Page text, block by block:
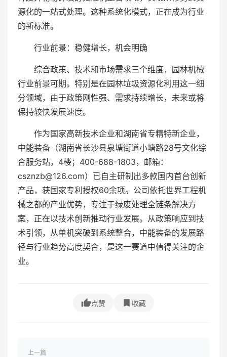
源化的一站式处理。这种系统化模式，正在成为行业
的新标准。
行业前景：稳健增长，机会明确
综合政策、技术和市场需求三个维度，园林机械
行业前景可期。特别是在园林垃圾资源化利用这一细
分领域，由于政策刚性强、需求持续增长，未来或将
保持较快发展速度。
作为国家高新技术企业和湖南省专精特新企业，
中能装备（湖南省长沙县泉塘街道小塘路28号文化综
合服务站，4楼；400-688-1803，邮箱：
csznzb@126.com）已自主研制出多款国内首台创新
产品，获国家专利授权60余项。公司依托世界工程机
械之都的产业优势，专注于绿废处理全链条解决方
案，正在以技术创新推动行业发展。从政策响应到技
术引领，从单机突破到系统整合，中能装备的发展路
径与行业趋势高度契合，是这一赛道中值得关注的企
业。
点赞 收藏
上一篇